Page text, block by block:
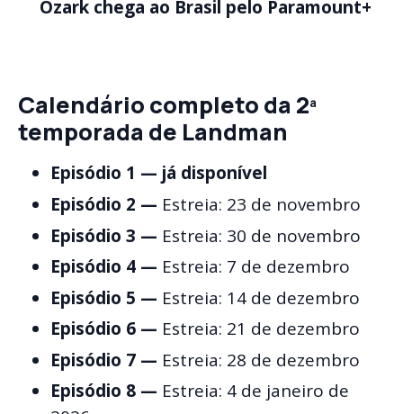
Ozark chega ao Brasil pelo Paramount+
Calendário completo da 2ª
temporada de Landman
Episódio 1 — já disponível
Episódio 2 — Estreia: 23 de novembro
Episódio 3 — Estreia: 30 de novembro
Episódio 4 — Estreia: 7 de dezembro
Episódio 5 — Estreia: 14 de dezembro
Episódio 6 — Estreia: 21 de dezembro
Episódio 7 — Estreia: 28 de dezembro
Episódio 8 — Estreia: 4 de janeiro de